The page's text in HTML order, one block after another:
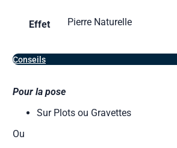
Effet Pierre Naturelle
Conseils
Pour la pose
Sur Plots ou Gravettes
Ou